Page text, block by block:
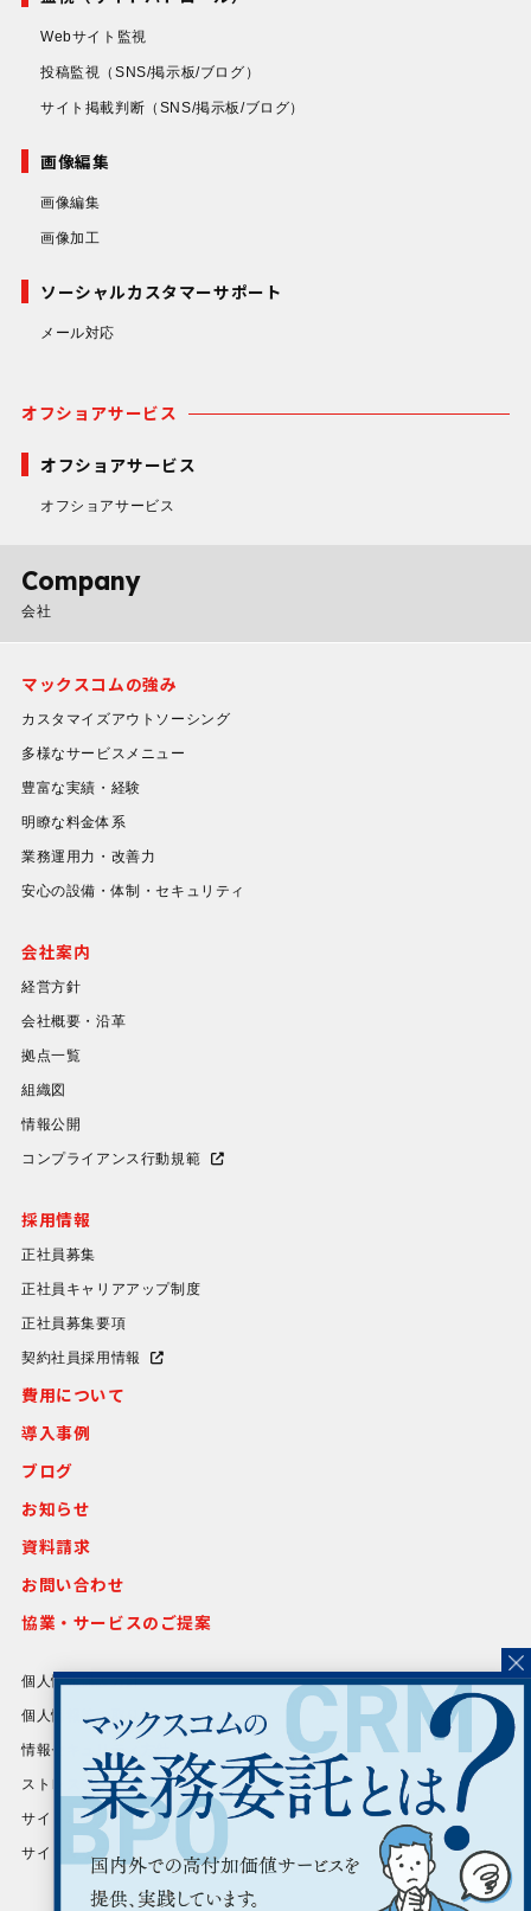
Webサイト監視
投稿監視 （SNS/掲示板/ブログ）
サイト掲載判断 （SNS/掲示板/ブログ）
画像編集
画像編集
画像加工
ソーシャルカスタマーサポート
メール対応
オフショアサービス
オフショアサービス
オフショアサービス
Company
会社
マックスコムの強み
カスタマイズアウトソーシング
多様なサービスメニュー
豊富な実績・経験
明瞭な料金体系
業務運用力・改善力
安心の設備・体制・セキュリティ
会社案内
経営方針
会社概要・沿革
拠点一覧
組織図
情報公開
コンプライアンス行動規範
採用情報
正社員募集
正社員キャリアアップ制度
正社員募集要項
契約社員採用情報
費用について
導入事例
ブログ
お知らせ
資料請求
お問い合わせ
協業・サービスのご提案
個人情報保護方針
個人情報等の取り扱いについて
情報セキュリティ方針
ストレスチェック基本方針
サイトポリシー
サイトマップ